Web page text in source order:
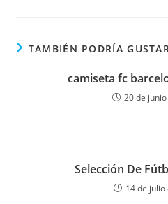
TAMBIÉN PODRÍA
camiseta fc
20 de
Selección De
14 de julio